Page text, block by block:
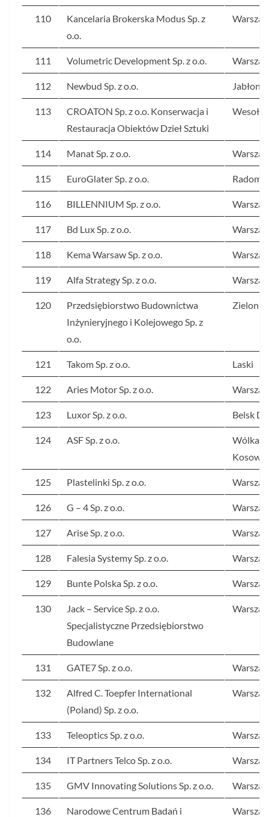
110
Kancelaria Brokerska Modus Sp. z
o.o.
111 Volumetric Development Sp. z o.o.
112 Newbud Sp. z o.o.
113
CROATON Sp. z o.o. Konserwacja i
Restauracja Obiektów Dzieł Sztuki
Wesoła
114 Manat Sp. z o.o.
115 EuroGlater Sp. z o.o. Radom
116 BILLENNIUM Sp. z o.o.
117 Bd Lux Sp. z o.o.
118 Kema Warsaw Sp. z o.o.
119 Alfa Strategy Sp. z o.o.
120
Przedsiębiorstwo Budownictwa
Inżynieryjnego i Kolejowego Sp. z
o.o.
Zielonka
121 Takom Sp. z o.o. Laski
122 Aries Motor Sp. z o.o.
123 Luxor Sp. z o.o. Belsk
124 ASF Sp. z o.o.
Wólka
125 Plastelinki Sp. z o.o.
126 G – 4 Sp. z o.o.
127 Arise Sp. z o.o.
128 Falesia Systemy Sp. z o.o.
129 Bunte Polska Sp. z o.o.
130
Jack – Service Sp. z o.o.
Specjalistyczne Przedsiębiorstwo
Budowlane
131 GATE7 Sp. z o.o.
132
Alfred C. Toepfer International
(Poland) Sp. z o.o.
133 Teleoptics Sp. z o.o.
134 IT Partners Telco Sp. z o.o.
135 GMV Innovating Solutions Sp. z o.o.
136 Narodowe Centrum Badań i